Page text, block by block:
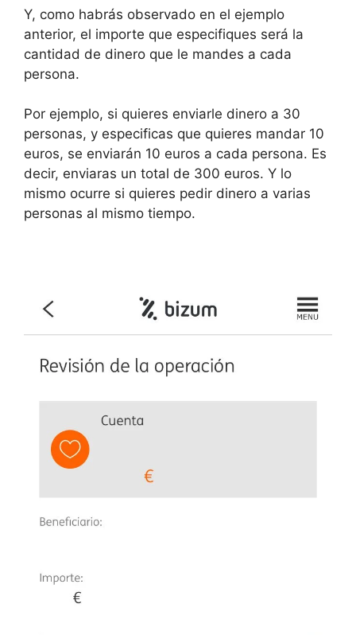
Y, como habrás observado en el ejemplo
anterior, el importe que especifiques será la
cantidad de dinero que le mandes a cada
persona.
Por ejemplo, si quieres enviarle dinero a 30
personas, y especificas que quieres mandar 10
euros, se enviarán 10 euros a cada persona. Es
decir, enviaras un total de 300 euros. Y lo
mismo ocurre si quieres pedir dinero a varias
personas al mismo tiempo.